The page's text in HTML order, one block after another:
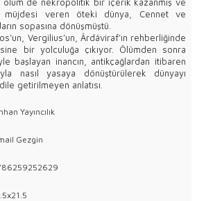
müjdesi veren öteki dünya, Cennet ve
sopasına dönüşmüştü.
Vergilius’un, Ârdâviraf’ın rehberliğinde
bir yolculuğa çıkıyor. Ölümden sonra
başlayan inancın, antikçağlardan itibaren
nasıl yasaya dönüştürülerek dünyayı
getirilmeyen anlatısı.
Yayıncılık
Gezgin